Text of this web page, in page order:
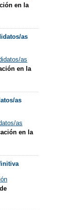
en la
as
as
en la
as
as
en la